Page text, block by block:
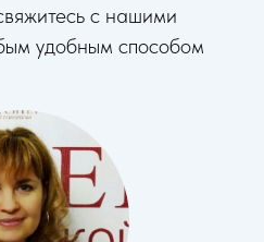
с нашими
удобным способом